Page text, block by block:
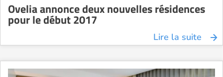
Ovelia annonce deux nouvelles résidences
pour le début 2017
Lire la suite